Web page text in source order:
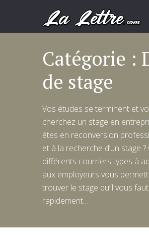
Catégorie :
de stage
Vos études se terminent et
cherchez un stage en
êtes en reconversion
et à la recherche d’un stage ?
différents courriers types à
aux employeurs vous
trouver le stage qu’il vous
rapidement…